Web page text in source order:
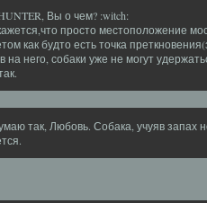
Вы о чем? :witch:
просто местоположение
как будто есть точка
на него, собаки уже не могут
так, Любовь. Собака, учуяв запах